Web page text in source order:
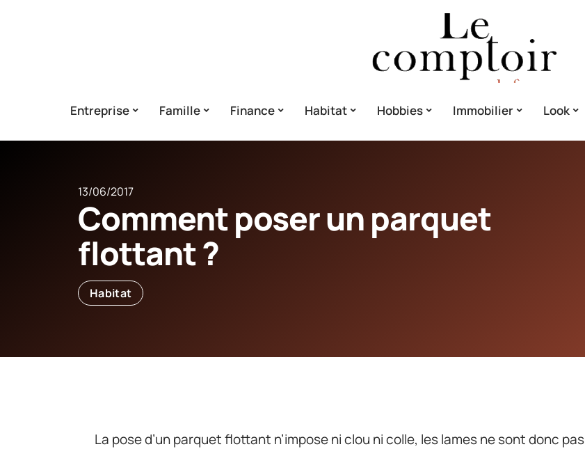
Entreprise Famille Finance Habitat Hobbies Immobilier Look
13/06/2017
Comment poser un parquet
flottant ?
Habitat
La pose d’un parquet flottant n’impose ni clou ni colle, les lames ne sont donc pas